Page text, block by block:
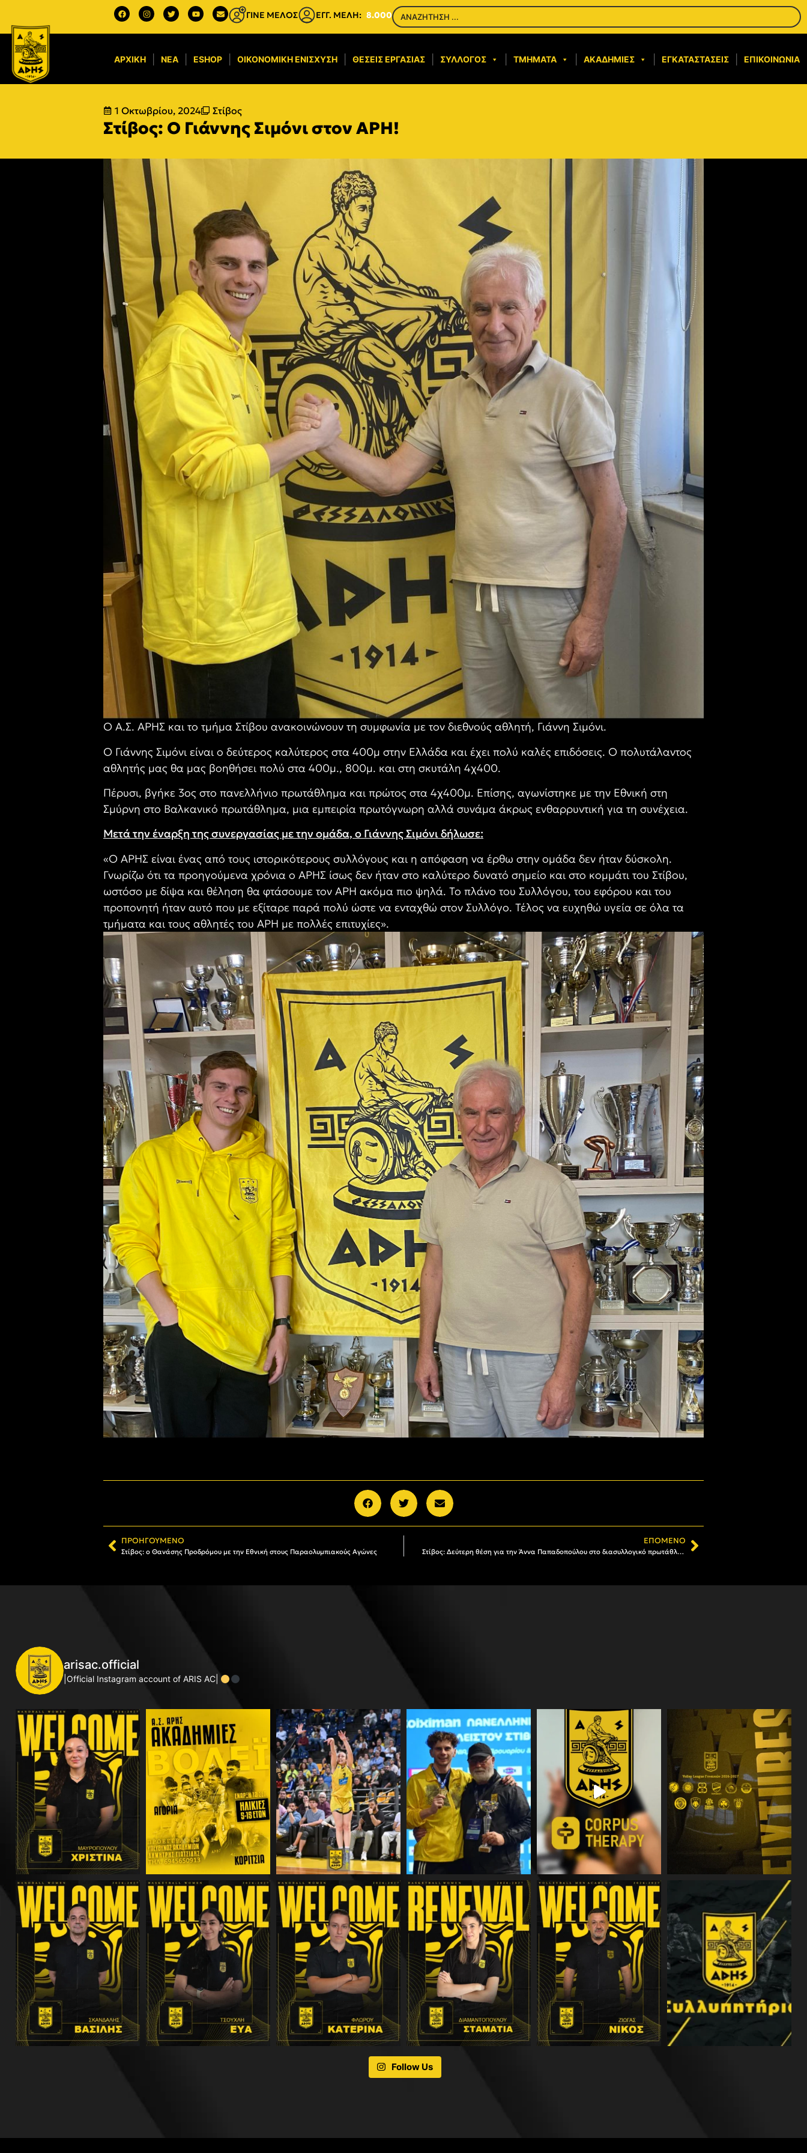
ΓΙΝΕ ΜΕΛΟΣ ΕΓΓ. ΜΕΛΗ: 8.000
ΑΡΧΙΚΉ ΝΈΑ ESHOP ΟΙΚΟΝΟΜΙΚΉ ΕΝΊΣΧΥΣΗ​ ΘΈΣΕΙΣ ΕΡΓΑΣΊΑΣ ΣΎΛΛΟΓΟΣ ΤΜΉΜΑΤΑ ΑΚΑΔΗΜΊΕΣ ΕΓΚΑΤΑΣΤΆΣΕΙΣ ΕΠΙΚΟΙΝΩΝΊΑ
1 Οκτωβρίου, 2024 Στίβος
Στίβος: Ο Γιάννης Σιμόνι στον ΑΡΗ!
Ο Α.Σ. ΑΡΗΣ και το τμήμα Στίβου ανακοινώνουν τη συμφωνία με τον διεθνούς αθλητή, Γιάννη Σιμόνι.
Ο Γιάννης Σιμόνι είναι ο δεύτερος καλύτερος στα 400μ στην Ελλάδα και έχει πολύ καλές επιδόσεις. Ο πολυτάλαντος
αθλητής μας θα μας βοηθήσει πολύ στα 400μ., 800μ. και στη σκυτάλη 4χ400.
Πέρυσι, βγήκε 3ος στο πανελλήνιο πρωτάθλημα και πρώτος στα 4χ400μ. Επίσης, αγωνίστηκε με την Εθνική στη
Σμύρνη στο Βαλκανικό πρωτάθλημα, μια εμπειρία πρωτόγνωρη αλλά συνάμα άκρως ενθαρρυντική για τη συνέχεια.
Μετά την έναρξη της συνεργασίας με την ομάδα, ο Γιάννης Σιμόνι δήλωσε:
«Ο ΑΡΗΣ είναι ένας από τους ιστορικότερους συλλόγους και η απόφαση να έρθω στην ομάδα δεν ήταν δύσκολη.
Γνωρίζω ότι τα προηγούμενα χρόνια ο ΑΡΗΣ ίσως δεν ήταν στο καλύτερο δυνατό σημείο και στο κομμάτι του Στίβου,
ωστόσο με δίψα και θέληση θα φτάσουμε τον ΑΡΗ ακόμα πιο ψηλά. Το πλάνο του Συλλόγου, του εφόρου και του
προπονητή ήταν αυτό που με εξίταρε παρά πολύ ώστε να ενταχθώ στον Συλλόγο. Τέλος να ευχηθώ υγεία σε όλα τα
τμήματα και τους αθλητές του ΑΡΗ με πολλές επιτυχίες».
ΠΡΟΗΓΟΎΜΕΝΟ
Στίβος: ο Θανάσης Προδρόμου με την Εθνική στους Παραολυμπιακούς Αγώνες
ΕΠΌΜΕΝΟ
Στίβος: Δεύτερη θέση για την Άννα Παπαδοπούλου στο διασυλλογικό πρωτάθλημα
arisac.official
|Official Instagram account of ARIS AC|
Follow Us